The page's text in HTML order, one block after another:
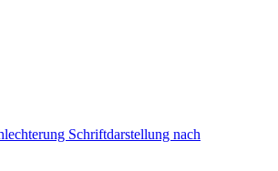
Schriftdarstellung nach